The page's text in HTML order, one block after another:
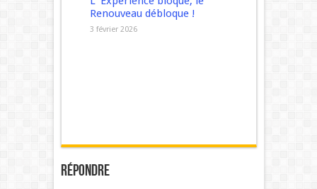
Renouveau débloque !
3 février 2026
Répondre